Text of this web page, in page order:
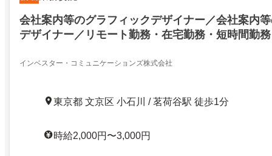
会社案内等のグラフィックデザイナー／会社案内
デザイナー／リモート勤務・在宅勤務・短時間勤
インベスター・コミュニケーションズ株式会社
東京都 文京区 小石川 / 茗荷谷駅 徒歩1分
時給2,000円〜3,000円